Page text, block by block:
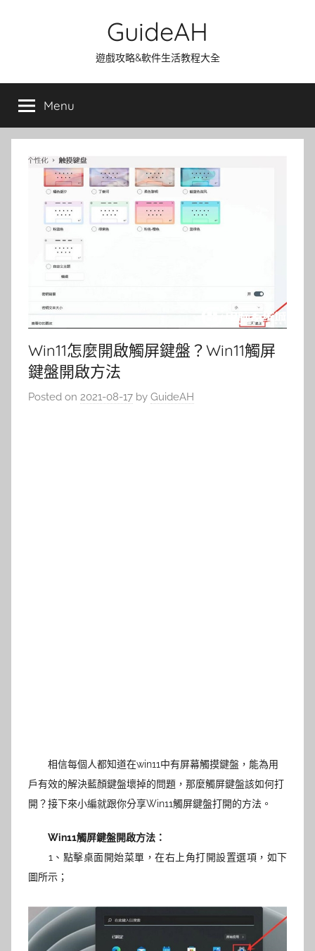
GuideAH
遊戲攻略&軟件生活教程大全
Menu
Win11怎麼開啟觸屏鍵盤？Win11觸屏
鍵盤開啟方法
Posted on 2021-08-17 by GuideAH
相信每個人都知道在win11中有屏幕觸摸鍵盤，能為用
戶有效的解決藍顏鍵盤壞掉的問題，那麼觸屏鍵盤該如何打
開？接下來小編就跟你分享Win11觸屏鍵盤打開的方法。
Win11觸屏鍵盤開啟方法：
1、點擊桌面開始菜單，在右上角打開設置選項，如下
圖所示；